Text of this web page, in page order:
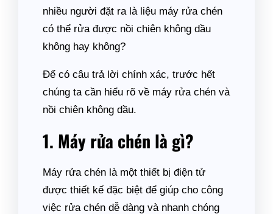
nhiều người đặt ra là liệu máy rửa chén
có thể rửa được nồi chiên không dầu
không hay không?
Để có câu trả lời chính xác, trước hết
chúng ta cần hiểu rõ về máy rửa chén và
nồi chiên không dầu.
1. Máy rửa chén là gì?
Máy rửa chén là một thiết bị điện tử
được thiết kế đặc biệt để giúp cho công
việc rửa chén dễ dàng và nhanh chóng